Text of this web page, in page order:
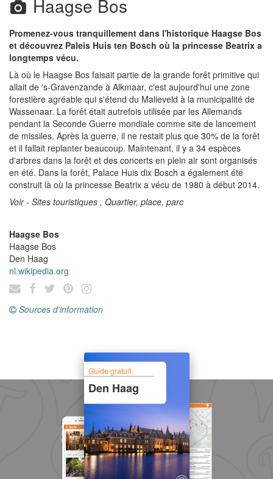
Haagse Bos
Promenez-vous tranquillement dans l'historique Haagse Bos
et découvrez Paleis Huis ten Bosch où la princesse Beatrix a
longtemps vécu.
Là où le Haagse Bos faisait partie de la grande forêt primitive qui
allait de 's-Gravenzande à Alkmaar, c'est aujourd'hui une zone
forestière agréable qui s'étend du Malieveld à la municipalité de
Wassenaar. La forêt était autrefois utilisée par les Allemands
pendant la Seconde Guerre mondiale comme site de lancement
de missiles. Après la guerre, il ne restait plus que 30% de la forêt
et il fallait replanter beaucoup. Maintenant, il y a 34 espèces
d'arbres dans la forêt et des concerts en plein air sont organisés
en été. Dans la forêt, Palace Huis dix Bosch a également été
construit là où la princesse Beatrix a vécu de 1980 à début 2014.
Voir - Sites touristiques , Quartier, place, parc
Haagse Bos
Haagse Bos
Den Haag
nl.wikipedia.org
Sources d'information
Guide gratuit
Den Haag